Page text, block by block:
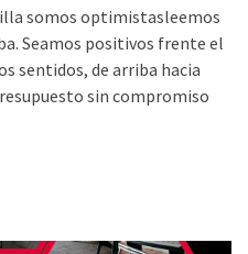
somos optimistasleemos
Seamos positivos frente el
sentidos, de arriba hacia
sin compromiso